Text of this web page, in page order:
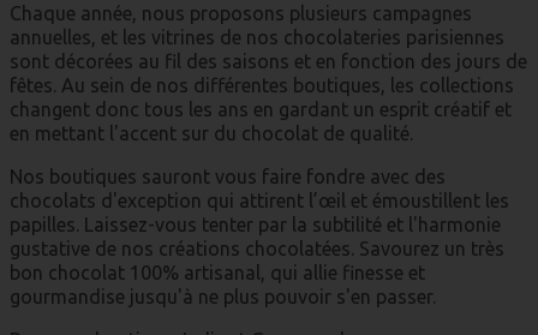
Chaque année, nous proposons plusieurs campagnes
annuelles, et les vitrines de nos chocolateries parisiennes
sont décorées au fil des saisons et en fonction des jours de
fêtes. Au sein de nos différentes boutiques, les collections
changent donc tous les ans en gardant un esprit créatif et
en mettant l'accent sur du chocolat de qualité.
Nos boutiques sauront vous faire fondre avec des
chocolats d'exception qui attirent l’œil et émoustillent les
papilles. Laissez-vous tenter par la subtilité et l'harmonie
gustative de nos créations chocolatées. Savourez un très
bon chocolat 100% artisanal, qui allie finesse et
gourmandise jusqu'à ne plus pouvoir s'en passer.